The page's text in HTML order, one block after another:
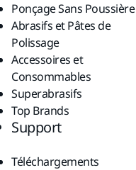
Ponçage Sans Poussière
Abrasifs et Pâtes de
Polissage
Accessoires et
Consommables
Superabrasifs
Top Brands
Support
Téléchargements